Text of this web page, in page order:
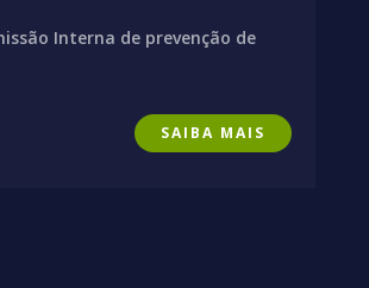
Interna de prevenção de
SAIBA MAIS